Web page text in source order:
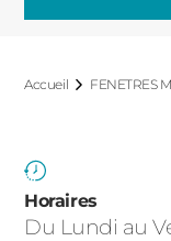
Accueil FENETRES
Horaires
Du Lundi au